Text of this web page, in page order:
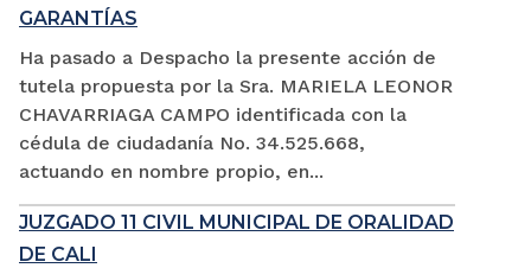
GARANTÍAS
Ha pasado a Despacho la presente acción de
tutela propuesta por la Sra. MARIELA LEONOR
CHAVARRIAGA CAMPO identificada con la
cédula de ciudadanía No. 34.525.668,
actuando en nombre propio, en...
JUZGADO 11 CIVIL MUNICIPAL DE ORALIDAD
DE CALI